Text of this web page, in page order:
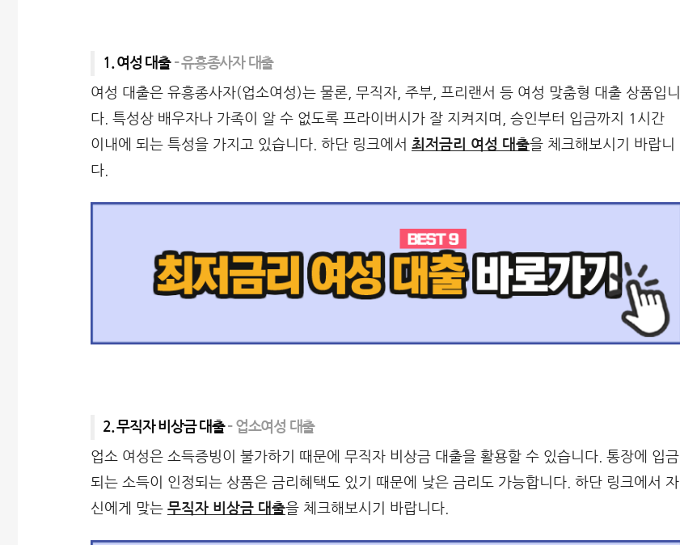
1. 여성 대출– 유흥종사자 대출
여성 대출은 유흥종사자(업소여성)는 물론, 무직자, 주부, 프리랜서 등 여성 맞춤형 대출 상품입니
다. 특성상 배우자나 가족이 알 수 없도록 프라이버시가 잘 지켜지며, 승인부터 입금까지 1시간
이내에 되는 특성을 가지고 있습니다. 하단 링크에서 최저금리 여성 대출을 체크해보시기 바랍니
다.
2. 무직자 비상금 대출– 업소여성 대출
업소 여성은 소득증빙이 불가하기 때문에 무직자 비상금 대출을 활용할 수 있습니다. 통장에 입금
되는 소득이 인정되는 상품은 금리혜택도 있기 때문에 낮은 금리도 가능합니다. 하단 링크에서 자
신에게 맞는 무직자 비상금 대출을 체크해보시기 바랍니다.